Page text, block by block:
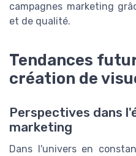
campagnes marketing
et de qualité.
Tendances
création de
Perspectives dans
marketing
Dans l'univers en